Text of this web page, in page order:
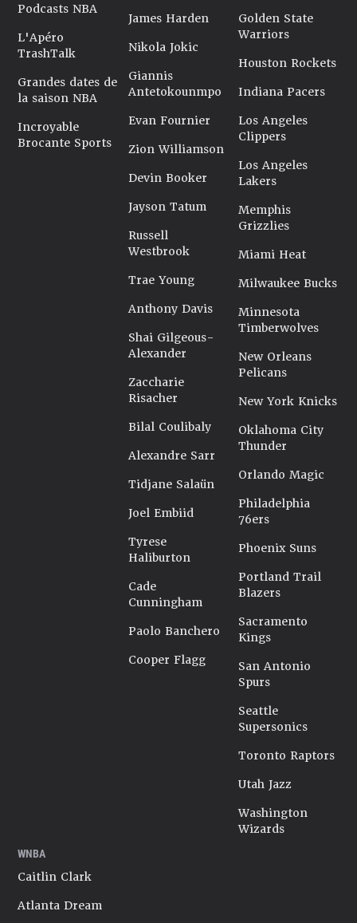
Podcasts NBA
L'Apéro
TrashTalk
Grandes dates de
la saison NBA
Incroyable
Brocante Sports
James Harden
Nikola Jokic
Giannis
Antetokounmpo
Evan Fournier
Zion Williamson
Devin Booker
Jayson Tatum
Russell
Westbrook
Trae Young
Anthony Davis
Shai Gilgeous-
Alexander
Zaccharie
Risacher
Bilal Coulibaly
Alexandre Sarr
Tidjane Salaün
Joel Embiid
Tyrese
Haliburton
Cade
Cunningham
Paolo Banchero
Cooper Flagg
Golden State
Warriors
Houston Rockets
Indiana Pacers
Los Angeles
Clippers
Los Angeles
Lakers
Memphis
Grizzlies
Miami Heat
Milwaukee Bucks
Minnesota
Timberwolves
New Orleans
Pelicans
New York Knicks
Oklahoma City
Thunder
Orlando Magic
Philadelphia
76ers
Phoenix Suns
Portland Trail
Blazers
Sacramento
Kings
San Antonio
Spurs
Seattle
Supersonics
Toronto Raptors
Utah Jazz
Washington
Wizards
WNBA
Caitlin Clark
Atlanta Dream